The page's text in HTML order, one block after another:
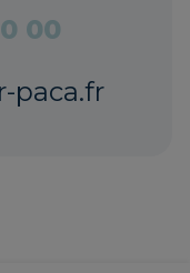
00
paca.fr